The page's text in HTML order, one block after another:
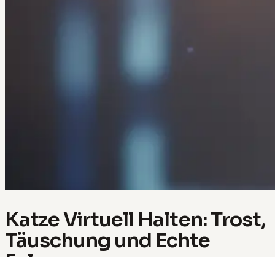
Katze Virtuell Halten: Trost,
Täuschung und Echte